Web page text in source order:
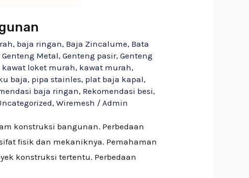
, baja ringan, Baja Zincalume, Bata
Genteng Metal,Genteng pasir,Genteng
kawat loket murah, kawat murah,
baja, pipa stainles, plat baja kapal,
baja ringan, Rekomendasi besi,
,Wiremesh /Admin
konstruksi bangunan. Perbedaan
fisik dan mekaniknya. Pemahaman
konstruksi tertentu. Perbedaan